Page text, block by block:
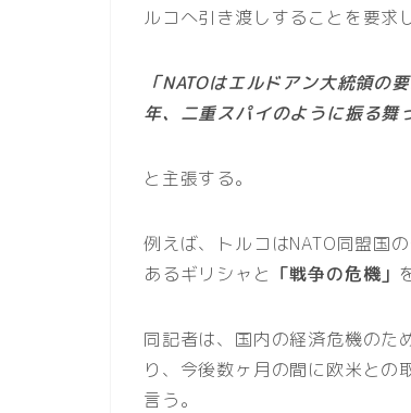
ルコへ引き渡しすることを要求
「NATOはエルドアン大統領
年、二重スパイのように振る舞
と主張する。
例えば、トルコはNATO同盟国
あるギリシャと 「戦争の危機」
同記者は、国内の経済危機のた
り、今後数ヶ月の間に欧米との
言う。